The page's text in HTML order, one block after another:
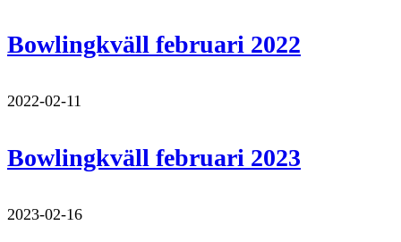
Bowlingkväll februari 2022
2022-02-11
Bowlingkväll februari 2023
2023-02-16